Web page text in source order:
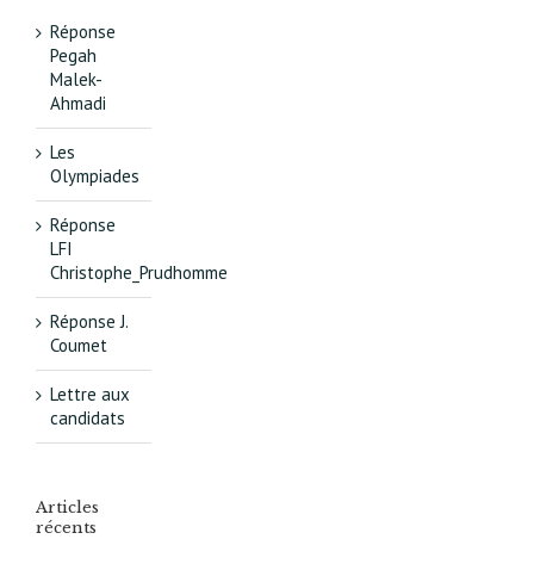
Réponse
Pegah
Malek-
Ahmadi
Les
Olympiades
Réponse
LFI
Christophe_Prudhomme
Réponse J.
Coumet
Lettre aux
candidats
Articles
récents